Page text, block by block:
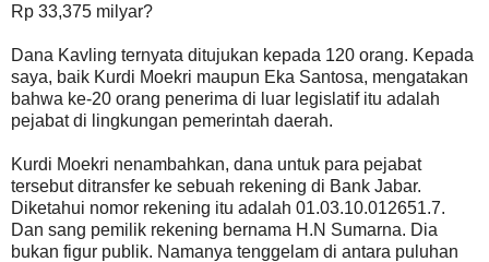
Rp 33,375 milyar?
Dana Kavling ternyata ditujukan kepada 120 orang. Kepada
saya, baik Kurdi Moekri maupun Eka Santosa, mengatakan
bahwa ke-20 orang penerima di luar legislatif itu adalah
pejabat di lingkungan pemerintah daerah.
Kurdi Moekri nenambahkan, dana untuk para pejabat
tersebut ditransfer ke sebuah rekening di Bank Jabar.
Diketahui nomor rekening itu adalah 01.03.10.012651.7.
Dan sang pemilik rekening bernama H.N Sumarna. Dia
bukan figur publik. Namanya tenggelam di antara puluhan